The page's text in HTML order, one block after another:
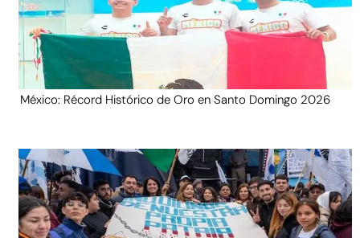
México: Récord Histórico de Oro en Santo Domingo 2026